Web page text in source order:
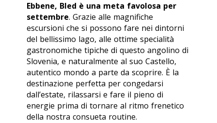
Ebbene, Bled è una meta favolosa per
settembre. Grazie alle magnifiche
escursioni che si possono fare nei dintorni
del bellissimo lago, alle ottime specialità
gastronomiche tipiche di questo angolino di
Slovenia, e naturalmente al suo Castello,
autentico mondo a parte da scoprire. È la
destinazione perfetta per congedarsi
dall’estate, rilassarsi e fare il pieno di
energie prima di tornare al ritmo frenetico
della nostra consueta routine.